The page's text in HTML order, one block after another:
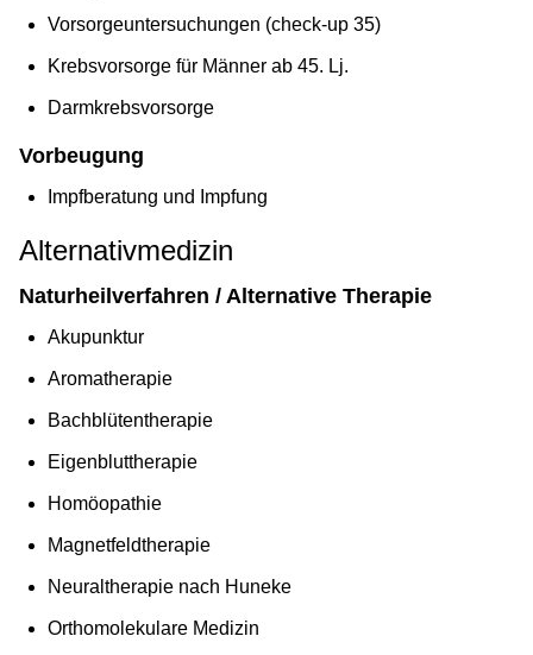
Vorsorgeuntersuchungen (check-up 35)
Krebsvorsorge für Männer ab 45. Lj.
Darmkrebsvorsorge
Vorbeugung
Impfberatung und Impfung
Alternativmedizin
Naturheilverfahren / Alternative Therapie
Akupunktur
Aromatherapie
Bachblütentherapie
Eigenbluttherapie
Homöopathie
Magnetfeldtherapie
Neuraltherapie nach Huneke
Orthomolekulare Medizin